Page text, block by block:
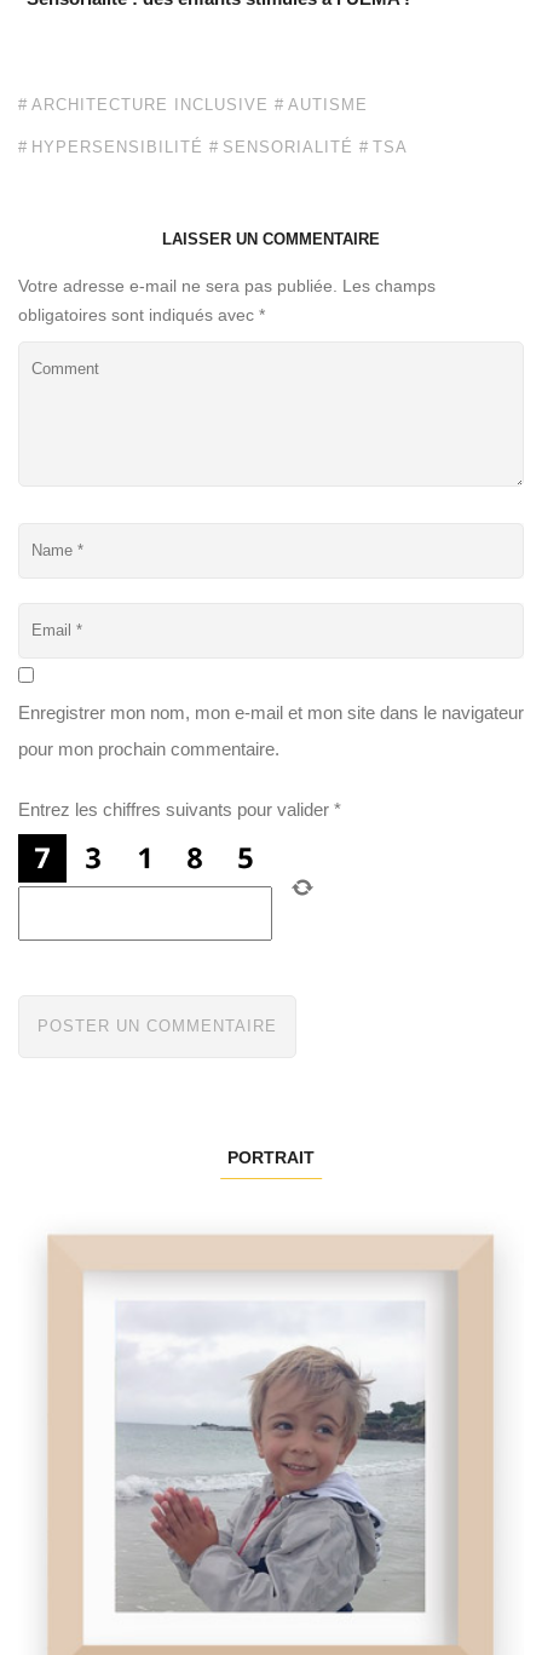
ARCHITECTURE INCLUSIVE AUTISME
HYPERSENSIBILITÉ SENSORIALITÉ TSA
LAISSER UN COMMENTAIRE
Votre adresse e-mail ne sera pas publiée.
Les champs
obligatoires sont indiqués avec *
Enregistrer mon nom, mon e-mail et mon site dans le navigateur
pour mon prochain commentaire.
Entrez les chiffres suivants pour valider *
PORTRAIT